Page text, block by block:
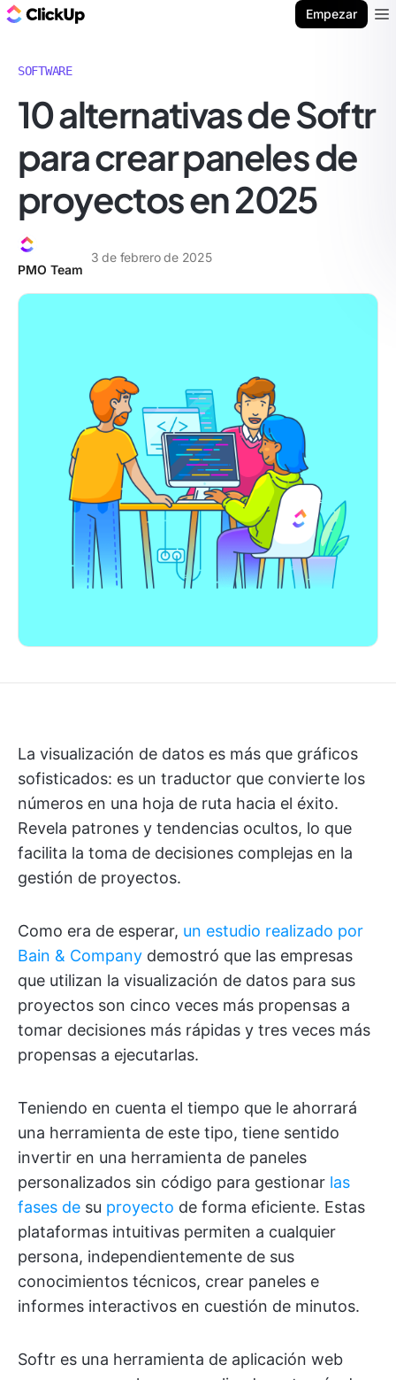
Empezar
SOFTWARE
10 alternativas de Softr
para crear paneles de
proyectos en 2025
PMO Team
3 de febrero de 2025
La visualización de datos es más que gráficos
sofisticados: es un traductor que convierte los
números en una hoja de ruta hacia el éxito.
Revela patrones y tendencias ocultos, lo que
facilita la toma de decisiones complejas en la
gestión de proyectos.
Como era de esperar, un estudio realizado por
Bain & Company demostró que las empresas
que utilizan la visualización de datos para sus
proyectos son cinco veces más propensas a
tomar decisiones más rápidas y tres veces más
propensas a ejecutarlas.
Teniendo en cuenta el tiempo que le ahorrará
una herramienta de este tipo, tiene sentido
invertir en una herramienta de paneles
personalizados sin código para gestionar las
fases de su proyecto de forma eficiente. Estas
plataformas intuitivas permiten a cualquier
persona, independientemente de sus
conocimientos técnicos, crear paneles e
informes interactivos en cuestión de minutos.
Softr es una herramienta de aplicación web